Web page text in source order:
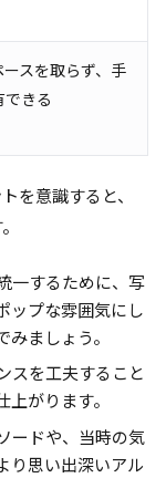
ースを取らず、手
きる
を意識すると、
一するために、写
ップな雰囲気にし
ましょう。
スを工夫すること
がります。
ードや、当時の気
り思い出深いアル